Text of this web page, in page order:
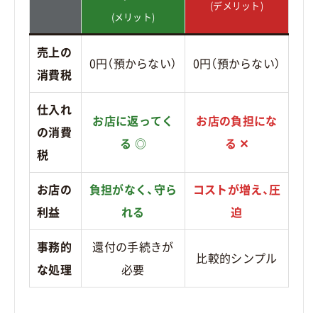
(メリット)
(デメリット)
売上の
消費税
0円（預からない） 0円（預からない）
仕入れ
の消費
税
お店に返ってく
る ◎
お店の負担にな
る ✕
お店の
利益
負担がなく、守ら
れる
コストが増え、圧
迫
事務的
な処理
還付の手続きが
必要
比較的シンプル